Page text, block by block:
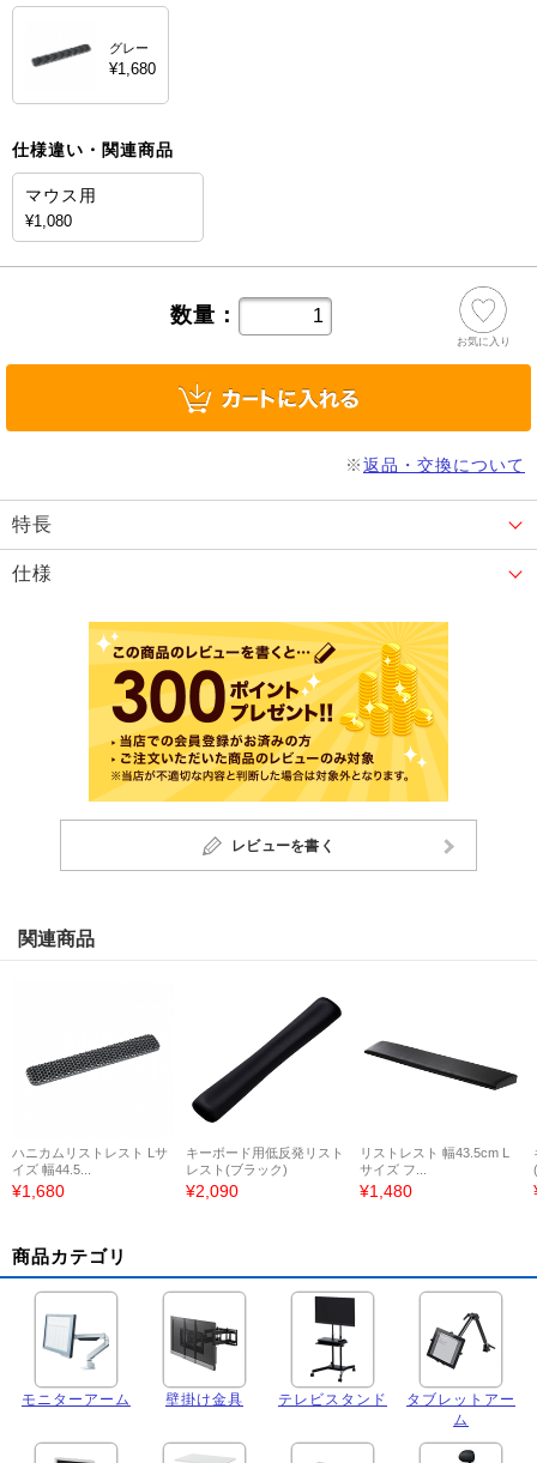
グレー
¥1,680
仕様違い・関連商品
マウス用
¥1,080
数量：
お気に入り
※返品・交換について
特長
仕様
レビューを書く
関連商品
ハニカムリストレスト Lサ
イズ 幅44.5...
¥1,680
キーボード用低反発リスト
レスト(ブラック)
¥2,090
リストレスト 幅43.5cm L
サイズ フ...
¥1,480
商品カテゴリ
モニターアーム 壁掛け金具 テレビスタンド
タブレットアー
ム